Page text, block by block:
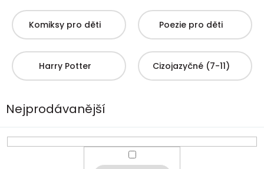
Komiksy pro děti Poezie pro děti
Harry Potter Cizojazyčné (7-11)
Nejprodávanější